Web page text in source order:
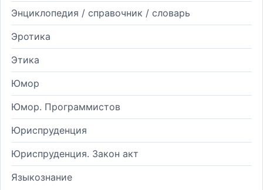
Энциклопедия / справочник / словарь
Эротика
Этика
Юмор
Юмор. Программистов
Юриспруденция
Юриспруденция. Закон акт
Языкознание